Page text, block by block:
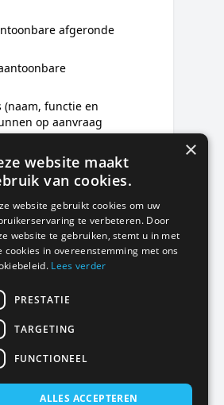
afgeronde
(naam, functie en
op aanvraag
×
website maakt
van cookies.
website gebruikt cookies om uw
te verbeteren. Door
website te gebruiken, stemt u in met
cookies in overeenstemming met ons
Lees verder
PRESTATIE
TARGETING
FUNCTIONEEL
ALLES ACCEPTEREN